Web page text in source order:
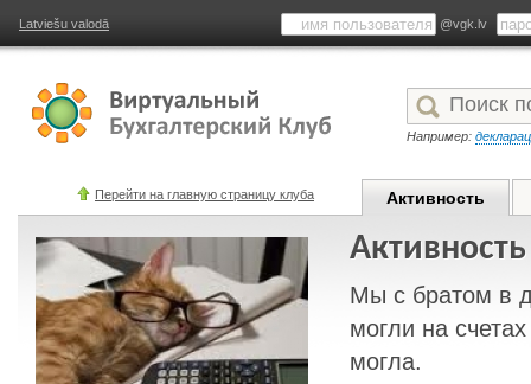
Latviešu valodā @vgk.lv
Например:
Перейти на главную страницу клуба Активность
Мы с братом в
могли на
могла.